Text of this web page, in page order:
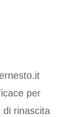
per
di rinascita